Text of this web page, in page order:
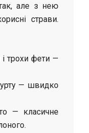
але з нею
страви.
і трохи фети —
— швидко
— класичне